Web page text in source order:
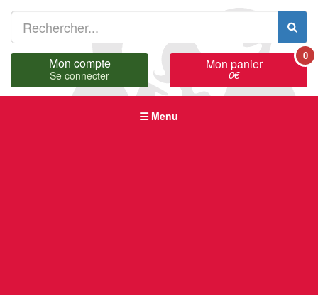
Mon compte
Se connecter
Mon panier
0€
0
Menu